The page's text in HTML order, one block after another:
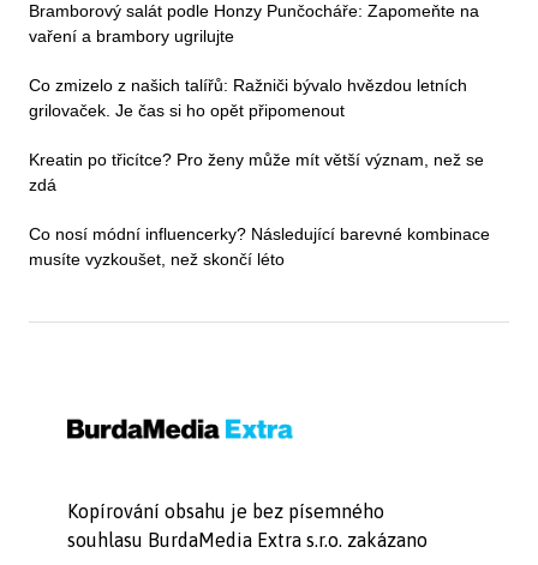
Bramborový salát podle Honzy Punčocháře: Zapomeňte na
vaření a brambory ugrilujte
Co zmizelo z našich talířů: Ražniči bývalo hvězdou letních
grilovaček. Je čas si ho opět připomenout
Kreatin po třicítce? Pro ženy může mít větší význam, než se
zdá
Co nosí módní influencerky? Následující barevné kombinace
musíte vyzkoušet, než skončí léto
Kopírování obsahu je bez písemného
souhlasu BurdaMedia Extra s.r.o. zakázano